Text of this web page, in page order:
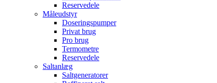
Reservedele
Måleudstyr
Doseringspumper
Privat brug
Pro brug
Termometre
Reservedele
Saltanlæg
Saltgeneratorer